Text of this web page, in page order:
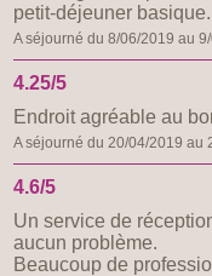
petit-déjeuner basique.
A séjourné du 8/06/2019 au
4.25/5
Endroit agréable au
A séjourné du 20/04/2019 au
4.6/5
Un service de
aucun problème.
Beaucoup de